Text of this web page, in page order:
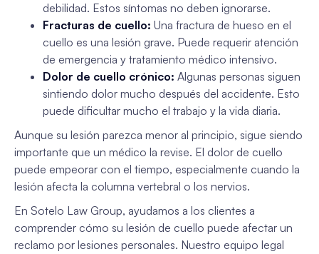
debilidad. Estos síntomas no deben ignorarse.
Fracturas de cuello: Una fractura de hueso en el
cuello es una lesión grave. Puede requerir atención
de emergencia y tratamiento médico intensivo.
Dolor de cuello crónico: Algunas personas siguen
sintiendo dolor mucho después del accidente. Esto
puede dificultar mucho el trabajo y la vida diaria.
Aunque su lesión parezca menor al principio, sigue siendo
importante que un médico la revise. El dolor de cuello
puede empeorar con el tiempo, especialmente cuando la
lesión afecta la columna vertebral o los nervios.
En Sotelo Law Group, ayudamos a los clientes a
comprender cómo su lesión de cuello puede afectar un
reclamo por lesiones personales. Nuestro equipo legal